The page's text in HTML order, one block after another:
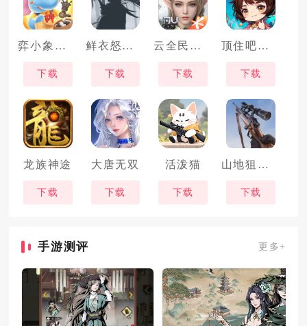
弈小象棋院
下载
鲜衣怒马曾少年
下载
云全民奇迹2
下载
顶住吧兄弟
下载
龙族神途
下载
大唐无双
下载
活泼猫
下载
山地狙击手冬季射击
下载
手游测评 更多+